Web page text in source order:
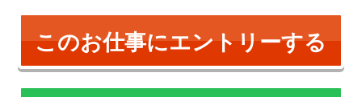
このお仕事にエントリーする